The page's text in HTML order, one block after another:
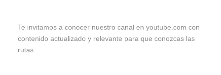
Te invitamos a conocer nuestro canal en youtube.com con
contenido actualizado y relevante para que conozcas las
rutas